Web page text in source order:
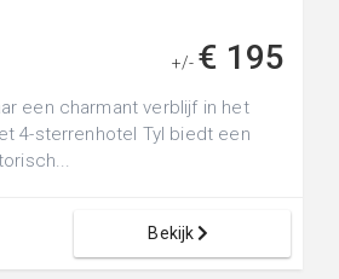
+/- € 195
een charmant verblijf in het
4-sterrenhotel Tyl biedt een
Bekijk